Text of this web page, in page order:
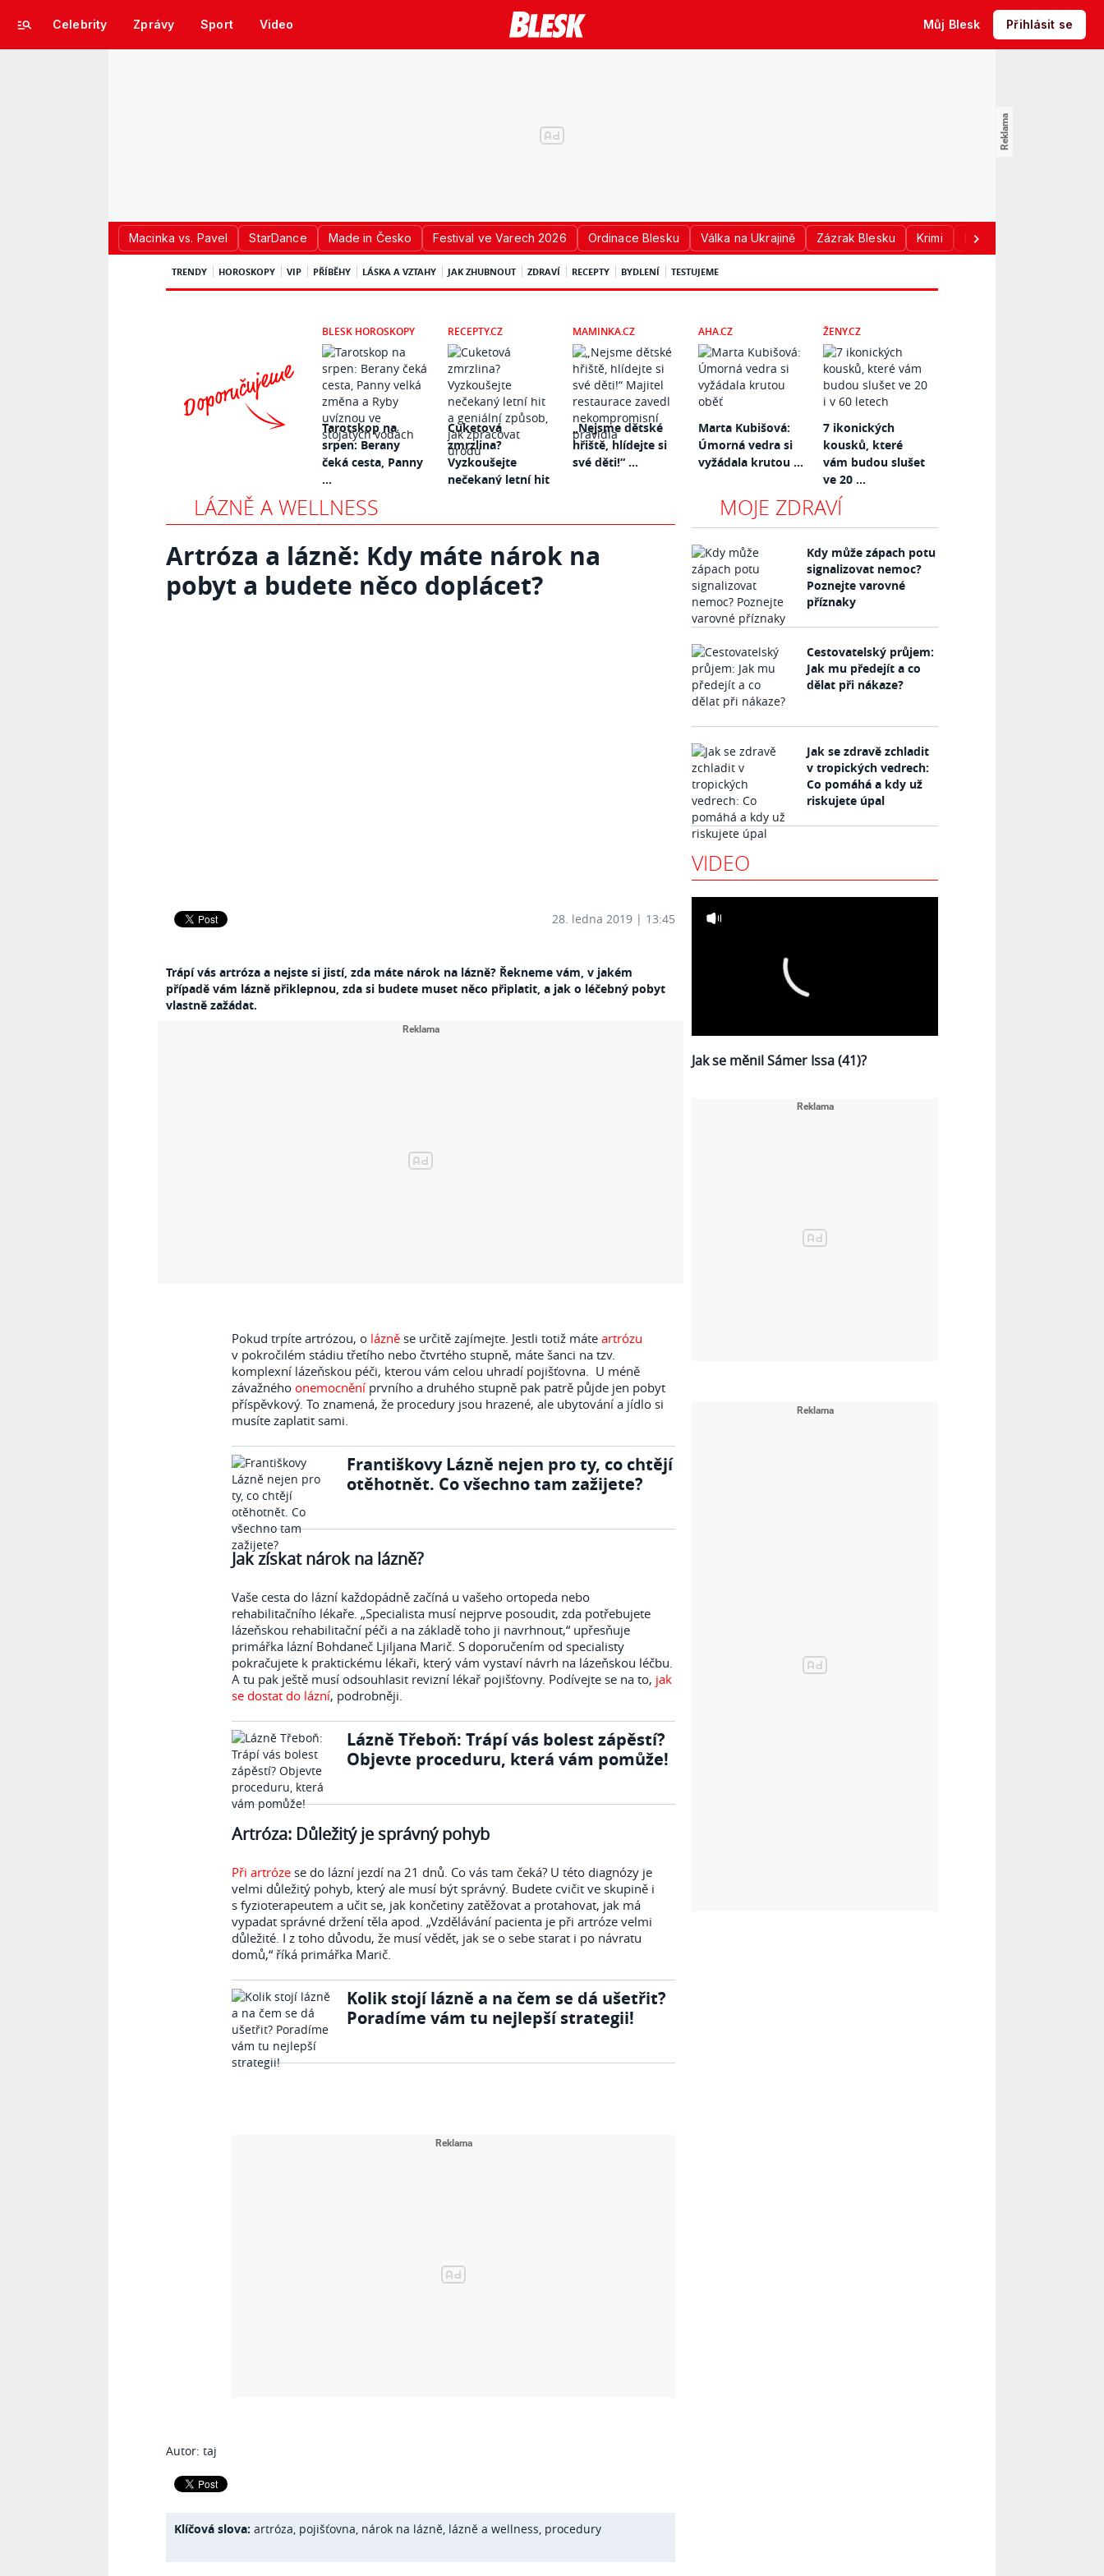
Celebrity Zprávy Sport Video Můj Blesk Přihlásit se
Macinka vs. Pavel StarDance Made in Česko Festival ve Varech 2026 Ordinace Blesku Válka na Ukrajině Zázrak Blesku Krimi Donald Trump
TRENDY HOROSKOPY VIP PŘÍBĚHY LÁSKA A VZTAHY JAK ZHUBNOUT ZDRAVÍ RECEPTY BYDLENÍ TESTUJEME
BLESK HOROSKOPY
Tarotskop na
srpen: Berany
čeká cesta, Panny
...
RECEPTY.CZ
Cuketová
zmrzlina?
Vyzkoušejte
nečekaný letní hit
MAMINKA.CZ
„Nejsme dětské
hřiště, hlídejte si
své děti!“ ...
AHA.CZ
Marta Kubišová:
Úmorná vedra si
vyžádala krutou ...
ŽENY.CZ
7 ikonických
kousků, které
vám budou slušet
ve 20 ...
LÁZNĚ A WELLNESS
Artróza a lázně: Kdy máte nárok na
pobyt a budete něco doplácet?
28. ledna 2019 | 13:45
Trápí vás artróza a nejste si jistí, zda máte nárok na lázně? Řekneme vám, v jakém
případě vám lázně přiklepnou, zda si budete muset něco připlatit, a jak o léčebný pobyt
vlastně zažádat.
Pokud trpíte artrózou, o lázně se určitě zajímejte. Jestli totiž máte artrózu
v pokročilém stádiu třetího nebo čtvrtého stupně, máte šanci na tzv.
komplexní lázeňskou péči, kterou vám celou uhradí pojišťovna. U méně
závažného onemocnění prvního a druhého stupně pak patrě půjde jen pobyt
příspěvkový. To znamená, že procedury jsou hrazené, ale ubytování a jídlo si
musíte zaplatit sami.
Františkovy Lázně nejen pro ty, co chtějí
otěhotnět. Co všechno tam zažijete?
Jak získat nárok na lázně?
Vaše cesta do lázní každopádně začíná u vašeho ortopeda nebo
rehabilitačního lékaře. „Specialista musí nejprve posoudit, zda potřebujete
lázeňskou rehabilitační péči a na základě toho ji navrhnout,“ upřesňuje
primářka lázní Bohdaneč Ljiljana Marič. S doporučením od specialisty
pokračujete k praktickému lékaři, který vám vystaví návrh na lázeňskou léčbu.
A tu pak ještě musí odsouhlasit revizní lékař pojišťovny. Podívejte se na to, jak
se dostat do lázní, podrobněji.
Lázně Třeboň: Trápí vás bolest zápěstí?
Objevte proceduru, která vám pomůže!
Artróza: Důležitý je správný pohyb
Při artróze se do lázní jezdí na 21 dnů. Co vás tam čeká? U této diagnózy je
velmi důležitý pohyb, který ale musí být správný. Budete cvičit ve skupině i
s fyzioterapeutem a učit se, jak končetiny zatěžovat a protahovat, jak má
vypadat správné držení těla apod. „Vzdělávání pacienta je při artróze velmi
důležité. I z toho důvodu, že musí vědět, jak se o sebe starat i po návratu
domů,“ říká primářka Marič.
Kolik stojí lázně a na čem se dá ušetřit?
Poradíme vám tu nejlepší strategii!
Autor: taj
Klíčová slova: artróza, pojišťovna, nárok na lázně, lázně a wellness, procedury
MOJE ZDRAVÍ
Kdy může zápach potu
signalizovat nemoc?
Poznejte varovné
příznaky
Cestovatelský průjem:
Jak mu předejít a co
dělat při nákaze?
Jak se zdravě zchladit
v tropických vedrech:
Co pomáhá a kdy už
riskujete úpal
VIDEO
Jak se měnil Sámer Issa (41)?